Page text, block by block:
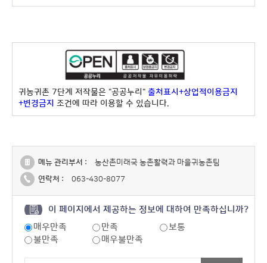
귀농귀촌 7단계 저작물은 "공공누리" 출처표시+상업적이용금지
+변경금지 조건에 따라 이용할 수 있습니다.
메뉴 관리부서 :
농산촌미래국 농촌활력과 마을귀농촌팀
연락처 :
063-430-8077
이 페이지에서 제공하는 정보에 대하여 만족하십니까?
매우만족
만족
보통
불만족
매우불만족